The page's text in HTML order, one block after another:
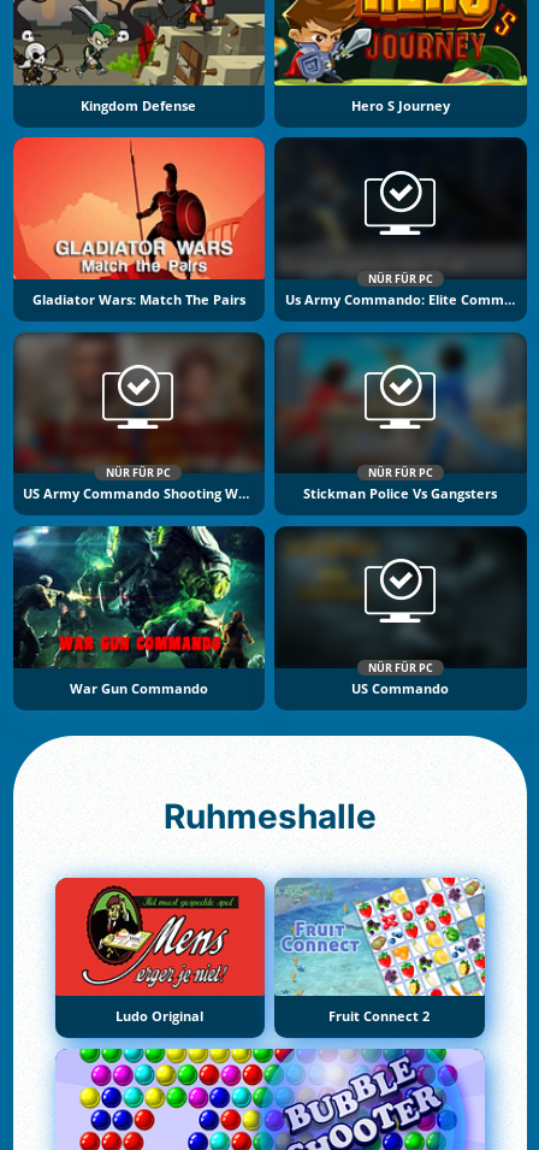
Kingdom Defense Hero S Journey
Gladiator Wars: Match The Pairs
NÜR FÜR PC
Us Army Commando: Elite Commando War
NÜR FÜR PC
US Army Commando Shooting Warzone
NÜR FÜR PC
Stickman Police Vs Gangsters
War Gun Commando
NÜR FÜR PC
US Commando
Ruhmeshalle
Ludo Original Fruit Connect 2